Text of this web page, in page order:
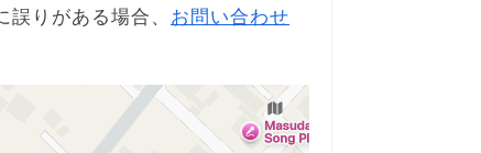
りがある場合、 お問い合わせ